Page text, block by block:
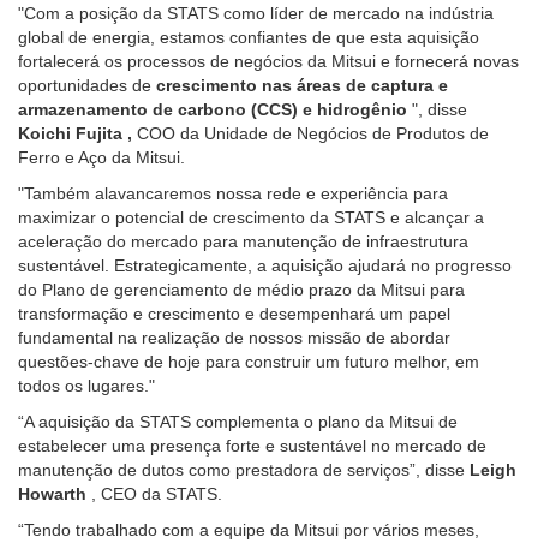
"Com a posição da STATS como líder de mercado na indústria
global de energia, estamos confiantes de que esta aquisição
fortalecerá os processos de negócios da Mitsui e fornecerá novas
oportunidades de crescimento nas áreas de captura e
armazenamento de carbono (CCS) e hidrogênio ", disse
Koichi Fujita , COO da Unidade de Negócios de Produtos de
Ferro e Aço da Mitsui.
"Também alavancaremos nossa rede e experiência para
maximizar o potencial de crescimento da STATS e alcançar a
aceleração do mercado para manutenção de infraestrutura
sustentável. Estrategicamente, a aquisição ajudará no progresso
do Plano de gerenciamento de médio prazo da Mitsui para
transformação e crescimento e desempenhará um papel
fundamental na realização de nossos missão de abordar
questões-chave de hoje para construir um futuro melhor, em
todos os lugares."
“A aquisição da STATS complementa o plano da Mitsui de
estabelecer uma presença forte e sustentável no mercado de
manutenção de dutos como prestadora de serviços”, disse Leigh
Howarth , CEO da STATS.
“Tendo trabalhado com a equipe da Mitsui por vários meses,